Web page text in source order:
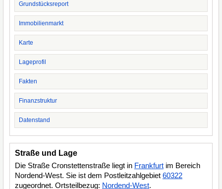
Grundstücksreport
Immobilienmarkt
Karte
Lageprofil
Fakten
Finanzstruktur
Datenstand
Straße und Lage
Die Straße Cronstettenstraße liegt in Frankfurt im Bereich
Nordend-West. Sie ist dem Postleitzahlgebiet 60322
zugeordnet. Ortsteilbezug: Nordend-West.